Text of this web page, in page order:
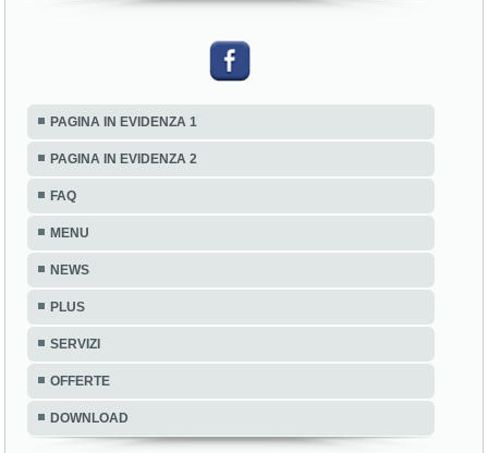
PAGINA IN EVIDENZA 1
PAGINA IN EVIDENZA 2
FAQ
MENU
NEWS
PLUS
SERVIZI
OFFERTE
DOWNLOAD